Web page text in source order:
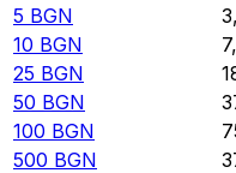
5 BGN
10 BGN
25 BGN
50 BGN
100 BGN
500 BGN